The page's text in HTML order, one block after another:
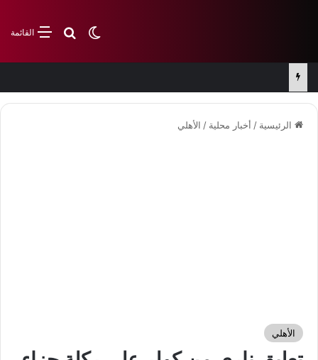
القائمةبحث عن
الوضع المظلم
الرئيسية / أخبار محلية / الأهلي
الأهلي